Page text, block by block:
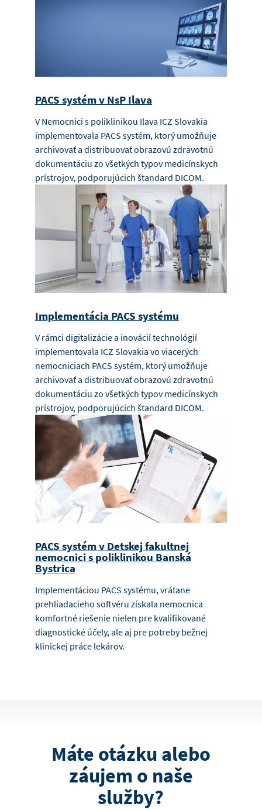
PACS systém v NsP Ilava
V Nemocnici s poliklinikou Ilava ICZ Slovakia
implementovala PACS systém, ktorý umožňuje
archivovať a distribuovať obrazovú zdravotnú
dokumentáciu zo všetkých typov medicínskych
prístrojov, podporujúcich štandard DICOM.
Implementácia PACS systému
V rámci digitalizácie a inovácií technológií
implementovala ICZ Slovakia vo viacerých
nemocniciach PACS systém, ktorý umožňuje
archivovať a distribuovať obrazovú zdravotnú
dokumentáciu zo všetkých typov medicínskych
prístrojov, podporujúcich štandard DICOM.
PACS systém v Detskej fakultnej
nemocnici s poliklinikou Banská
Bystrica
Implementáciou PACS systému, vrátane
prehliadacieho softvéru získala nemocnica
komfortné riešenie nielen pre kvalifikované
diagnostické účely, ale aj pre potreby bežnej
klinickej práce lekárov.
Máte otázku alebo
záujem o naše
služby?